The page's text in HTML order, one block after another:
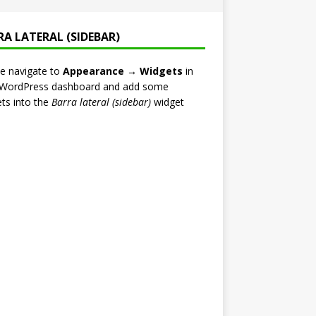
LATERAL (SIDEBAR)
navigate to Appearance → Widgets in
dashboard and add some
into the Barra lateral (sidebar)widget